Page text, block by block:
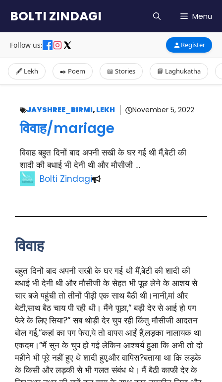
content
BOLTI ZINDAGI Menu
Follow us: Register
🖋️ Lekh ✒️ Poem 📖 Stories 📘 Laghukatha
JAYSHREE_BIRMI, LEKH November 5, 2022
विवाह/mariage
विवाह बहुत दिनों बाद अपनी सखी के घर गई थी मैं,बेटी की
शादी की बधाई भी देनी थी और मौसीजी …
Bolti Zindagi
विवाह
बहुत दिनों बाद अपनी सखी के घर गई थी मैं,बेटी की शादी की
बधाई भी देनी थी और मौसीजी के सेहत भी पूछ लेने के आशय से
चार बजे पहुंची तो तीनों पीढ़ी एक साथ बैठी थी।नानी,मां और
बेटी,साथ बैठ चाय पी रही थी। मैंने पूछा,“ बड़ी देर से आई हो पग
फेरे के लिए सिया?“ सब थोड़ी देर चुप रही किंतु मौसीजी आदतन
बोल गई,“कहां का पग फेरा,ये तो वापस आईं हैं,लड़का नालायक था
एकदम।“मैं सुन के चुप हो गई लेकिन आश्चर्य हुआ कि अभी तो दो
महीने भी पूरे नहीं हुए थे शादी हुए,और वापिस?बताया था कि लड़के
के किसी और लड़की से भी गलत संबंध थे। मैं बैठी काफी देर के